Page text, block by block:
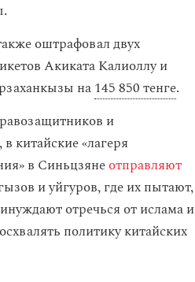
оштрафовал двух
Акиката Калиоллу и
на145 850 тенге.
и
китайские «лагеря
в Синьцзянеотправляют
и уйгуров, где их пытают,
отречься от ислама и
политику китайских